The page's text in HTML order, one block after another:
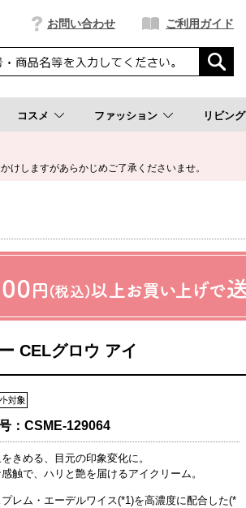
お問い合わせ ご利用ガイド
コスメ ファッション リビング
けしますがあらかじめご了承くださいませ。
CELグロウ アイ
： CSME-129064
きめる、目元の印象変化に。
触で、ハリと艶を届けるアイクリーム。
レム・エーデルワイス(*1)を高濃度に配合した(*